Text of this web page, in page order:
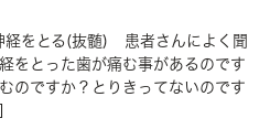
をとる(抜髄) 患者さんによく聞
をとった歯が痛む事があるのです
のですか？とりきってないのです